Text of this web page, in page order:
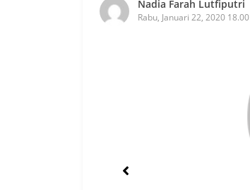
Nadia Farah Lutfiputri
Rabu, Januari 22, 2020 18.00